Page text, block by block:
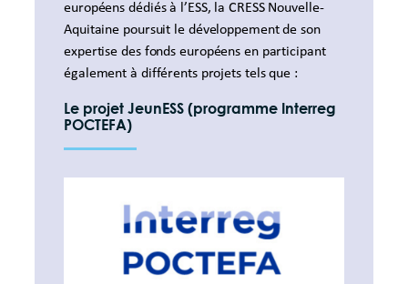
européens dédiés à l’ESS, la CRESS Nouvelle-
Aquitaine poursuit le développement de son
expertise des fonds européens en participant
également à différents projets tels que :
Le projet JeunESS (programme Interreg
POCTEFA)